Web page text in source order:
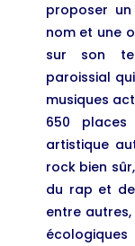
proposer
nom et une
sur son
paroissial
musiques
650
artistique
rock bien
du rap et
entre